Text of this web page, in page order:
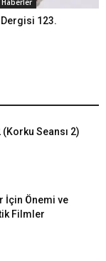
123.
Seansı 2)
İçin Önemi ve
Filmler